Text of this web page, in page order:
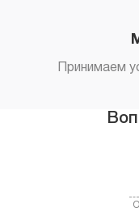
Принимаем